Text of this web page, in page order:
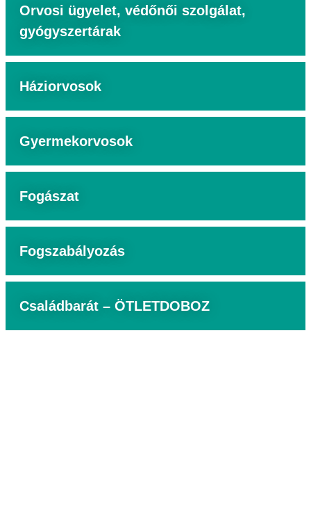
Orvosi ügyelet, védőnői szolgálat,
gyógyszertárak
Háziorvosok
Gyermekorvosok
Fogászat
Fogszabályozás
Családbarát – ÖTLETDOBOZ